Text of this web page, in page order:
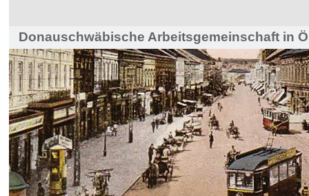
Donauschwäbische Arbeitsgemeinschaft in